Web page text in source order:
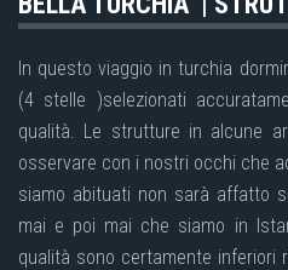
In questo viaggio in turchia
(4 stelle )selezionati
qualità. Le strutture in alcune
osservare con i nostri occhi che
siamo abituati non sarà affatto
mai e poi mai che siamo in
qualità sono certamente inferiori